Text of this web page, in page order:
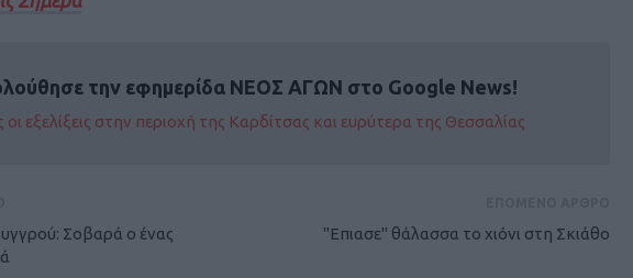
την εφημερίδα ΝΕΟΣ ΑΓΩΝ στο Google News!
οι εξελίξεις στην περιοχή της Καρδίτσας και ευρύτερα της Θεσσαλίας
Σοβαρά ο ένας
"Επιασε" θάλασσα το χιόνι στη Σκιάθο